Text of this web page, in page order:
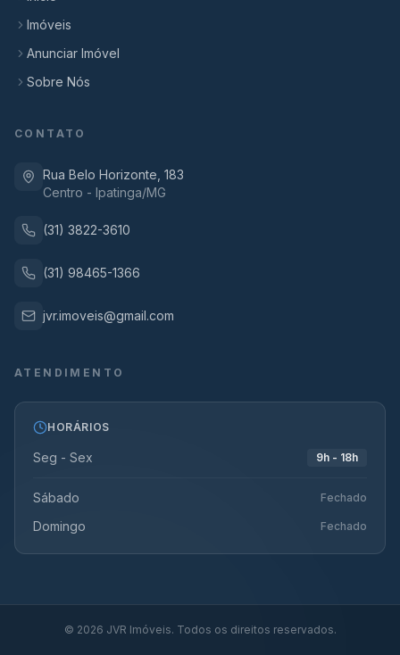
Imóveis
Anunciar Imóvel
Sobre Nós
CONTATO
Rua Belo Horizonte, 183
Centro - Ipatinga/MG
(31) 3822-3610
(31) 98465-1366
jvr.imoveis@gmail.com
ATENDIMENTO
HORÁRIOS
Seg - Sex 9h - 18h
Sábado Fechado
Domingo Fechado
© 2026 JVR Imóveis. Todos os direitos reservados.